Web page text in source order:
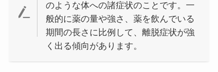
のような体への諸症状のことです。一
般的に薬の量や強さ、薬を飲んでいる
期間の長さに比例して、離脱症状が強
く出る傾向があります。